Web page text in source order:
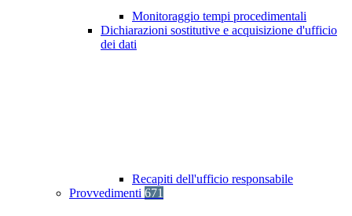
Monitoraggio tempi procedimentali
Dichiarazioni sostitutive e acquisizione d'ufficio
dei dati
Recapiti dell'ufficio responsabile
Provvedimenti 671